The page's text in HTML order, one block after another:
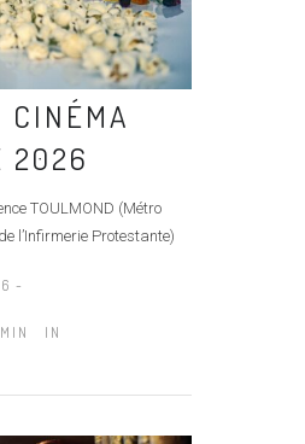
CINÉMA
2026
TOULMOND (Métro
l’Infirmerie Protestante)
-
IN